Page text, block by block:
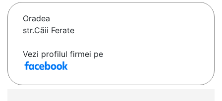
Oradea
str.Cãii Ferate
Vezi profilul firmei pe